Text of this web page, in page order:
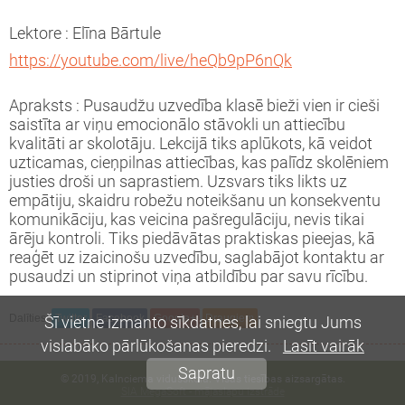
Lektore : Elīna Bārtule
https://youtube.com/live/heQb9pP6nQk
Apraksts : Pusaudžu uzvedība klasē bieži vien ir cieši
saistīta ar viņu emocionālo stāvokli un attiecību
kvalitāti ar skolotāju. Lekcijā tiks aplūkots, kā veidot
uzticamas, cieņpilnas attiecības, kas palīdz skolēniem
justies droši un saprastiem. Uzsvars tiks likts uz
empātiju, skaidru robežu noteikšanu un konsekventu
komunikāciju, kas veicina pašregulāciju, nevis tikai
ārēju kontroli. Tiks piedāvātas praktiskas pieejas, kā
reaģēt uz izaicinošu uzvedību, saglabājot kontaktu ar
pusaudzi un stiprinot viņa atbildību par savu rīcību.
Dalīties: Twitter Facebook Google+ Draugiem
© 2019, Kalnciema vidusskola. Visas tiesības aizsargātas.
SIA MegaSoft - mājaslapu izstrāde
2018. m.g.
2016. m.g.
2015. m.g.
vēsture
un darbinieki
autobuss
Šī vietne izmanto sīkdatnes, lai sniegtu Jums
vislabāko pārlūkošanas pieredzi.
Lasīt vairāk
Sapratu